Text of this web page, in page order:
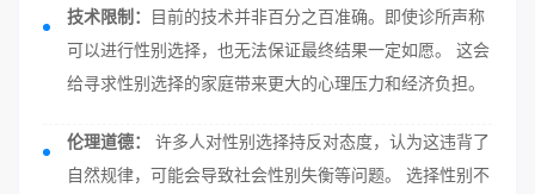
技术限制：
目前的技术并非百分之百准确。即使诊所声称
可以进行性别选择，也无法保证最终结果一定如愿。 这会
给寻求性别选择的家庭带来更大的心理压力和经济负担。
伦理道德：
许多人对性别选择持反对态度，认为这违背了
自然规律，可能会导致社会性别失衡等问题。 选择性别不